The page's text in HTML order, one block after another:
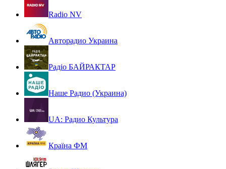
Radio NV
Авторадио Украина
Радіо БАЙРАКТАР
Наше Радио (Украина)
UA: Радио Культура
Країна ФМ